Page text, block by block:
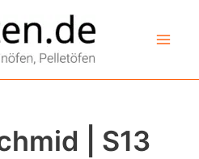
| S13